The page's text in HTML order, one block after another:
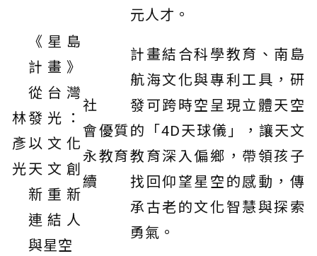
元人才。
林
彥
光
《星島
計畫》
從台灣
發光：
以文化
天文創
新重新
連結人
與星空
社
會
永
續
優質
教育
計畫結合科學教育、南島
航海文化與專利工具，研
發可跨時空呈現立體天空
的「4D天球儀」，讓天文
教育深入偏鄉，帶領孩子
找回仰望星空的感動，傳
承古老的文化智慧與探索
勇氣。